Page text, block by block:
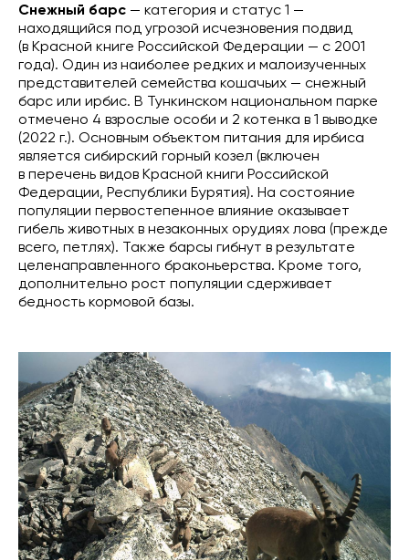
Снежный барс — категория и статус 1 —
находящийся под угрозой исчезновения подвид
(в Красной книге Российской Федерации — с 2001
года). Один из наиболее редких и малоизученных
представителей семейства кошачьих — снежный
барс или ирбис. В Тункинском национальном парке
отмечено 4 взрослые особи и 2 котенка в 1 выводке
(2022 г.). Основным объектом питания для ирбиса
является сибирский горный козел (включен
в перечень видов Красной книги Российской
Федерации, Республики Бурятия). На состояние
популяции первостепенное влияние оказывает
гибель животных в незаконных орудиях лова (прежде
всего, петлях). Также барсы гибнут в результате
целенаправленного браконьерства. Кроме того,
дополнительно рост популяции сдерживает
бедность кормовой базы.